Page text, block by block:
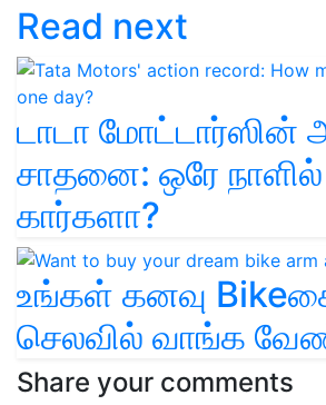
Read next
டாடா மோட்டார்ஸின்
சாதனை: ஒரே
கார்களா?
உங்கள் கனவு
செலவில் வாங்க
Share your comments